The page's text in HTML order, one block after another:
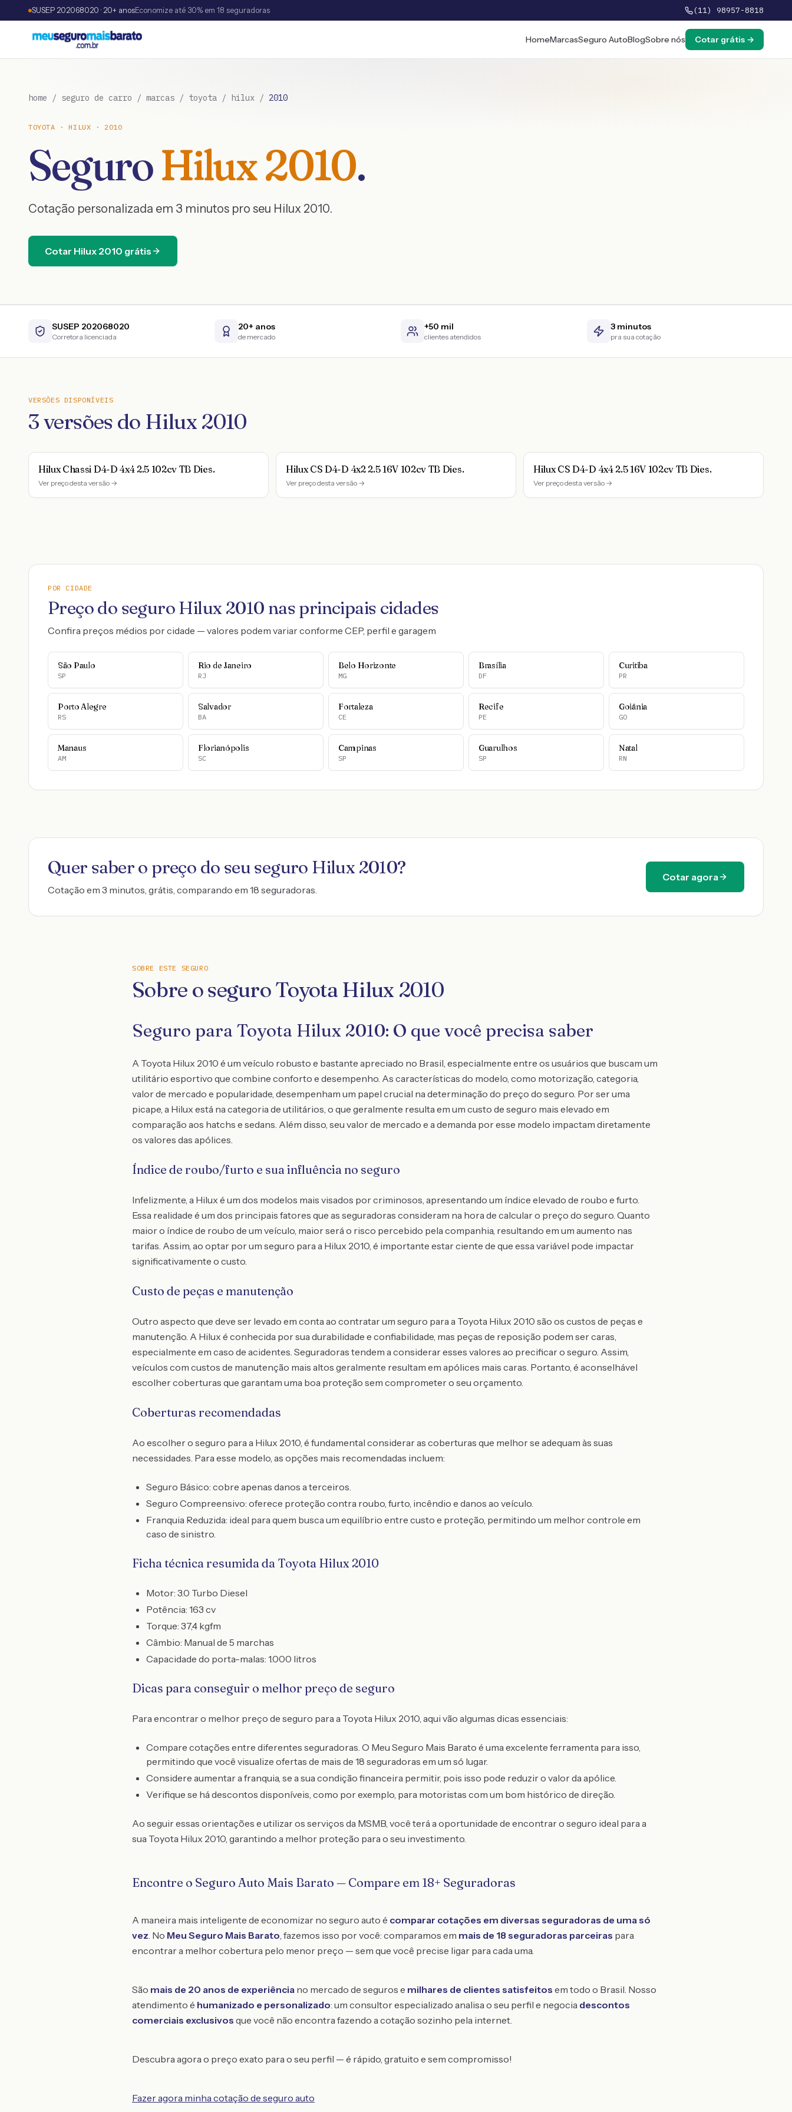
SUSEP 202068020 · 20+ anosEconomize até 30% em 18 seguradoras (11) 98957-8818
HomeMarcasSeguro AutoBlogSobre nós Cotar grátis →
home / seguro de carro / marcas / toyota / hilux / 2010
TOYOTA ·HILUX · 2010
SeguroHilux2010.
Cotação personalizada em 3 minutos pro seu Hilux 2010.
Cotar Hilux 2010 grátis
SUSEP 202068020
Corretora licenciada
20+ anos
de mercado
+50 mil
clientes atendidos
3 minutos
pra sua cotação
VERSÕES DISPONÍVEIS
3versões do Hilux 2010
Hilux Chassi D4-D 4x4 2.5 102cv TB Dies.
Ver preço desta versão →
Hilux CS D4-D 4x2 2.5 16V 102cv TB Dies.
Ver preço desta versão →
Hilux CS D4-D 4x4 2.5 16V 102cv TB Dies.
Ver preço desta versão →
POR CIDADE
Preço do seguroHilux 2010 nas principais cidades
Confira preços médios por cidade — valores podem variar conforme CEP, perfil e garagem
São Paulo
SP
Rio de Janeiro
RJ
Belo Horizonte
MG
Brasília
DF
Curitiba
PR
Porto Alegre
RS
Salvador
BA
Fortaleza
CE
Recife
PE
Goiânia
GO
Manaus
AM
Florianópolis
SC
Campinas
SP
Guarulhos
SP
Natal
RN
Quer saber o preço do seu seguro Hilux 2010?
Cotação em 3 minutos, grátis, comparando em 18 seguradoras.
Cotar agora
SOBRE ESTE SEGURO
Sobre o seguro Toyota Hilux 2010
Seguro para Toyota Hilux 2010: O que você precisa saber
A Toyota Hilux 2010 é um veículo robusto e bastante apreciado no Brasil, especialmente entre os usuários que buscam um
utilitário esportivo que combine conforto e desempenho. As características do modelo, como motorização, categoria,
valor de mercado e popularidade, desempenham um papel crucial na determinação do preço do seguro. Por ser uma
picape, a Hilux está na categoria de utilitários, o que geralmente resulta em um custo de seguro mais elevado em
comparação aos hatchs e sedans. Além disso, seu valor de mercado e a demanda por esse modelo impactam diretamente
os valores das apólices.
Índice de roubo/furto e sua influência no seguro
Infelizmente, a Hilux é um dos modelos mais visados por criminosos, apresentando um índice elevado de roubo e furto.
Essa realidade é um dos principais fatores que as seguradoras consideram na hora de calcular o preço do seguro. Quanto
maior o índice de roubo de um veículo, maior será o risco percebido pela companhia, resultando em um aumento nas
tarifas. Assim, ao optar por um seguro para a Hilux 2010, é importante estar ciente de que essa variável pode impactar
significativamente o custo.
Custo de peças e manutenção
Outro aspecto que deve ser levado em conta ao contratar um seguro para a Toyota Hilux 2010 são os custos de peças e
manutenção. A Hilux é conhecida por sua durabilidade e confiabilidade, mas peças de reposição podem ser caras,
especialmente em caso de acidentes. Seguradoras tendem a considerar esses valores ao precificar o seguro. Assim,
veículos com custos de manutenção mais altos geralmente resultam em apólices mais caras. Portanto, é aconselhável
escolher coberturas que garantam uma boa proteção sem comprometer o seu orçamento.
Coberturas recomendadas
Ao escolher o seguro para a Hilux 2010, é fundamental considerar as coberturas que melhor se adequam às suas
necessidades. Para esse modelo, as opções mais recomendadas incluem:
Seguro Básico: cobre apenas danos a terceiros.
Seguro Compreensivo: oferece proteção contra roubo, furto, incêndio e danos ao veículo.
Franquia Reduzida: ideal para quem busca um equilíbrio entre custo e proteção, permitindo um melhor controle em
caso de sinistro.
Ficha técnica resumida da Toyota Hilux 2010
Motor: 3.0 Turbo Diesel
Potência: 163 cv
Torque: 37,4 kgfm
Câmbio: Manual de 5 marchas
Capacidade do porta-malas: 1.000 litros
Dicas para conseguir o melhor preço de seguro
Para encontrar o melhor preço de seguro para a Toyota Hilux 2010, aqui vão algumas dicas essenciais:
Compare cotações entre diferentes seguradoras. O Meu Seguro Mais Barato é uma excelente ferramenta para isso,
permitindo que você visualize ofertas de mais de 18 seguradoras em um só lugar.
Considere aumentar a franquia, se a sua condição financeira permitir, pois isso pode reduzir o valor da apólice.
Verifique se há descontos disponíveis, como por exemplo, para motoristas com um bom histórico de direção.
Ao seguir essas orientações e utilizar os serviços da MSMB, você terá a oportunidade de encontrar o seguro ideal para a
sua Toyota Hilux 2010, garantindo a melhor proteção para o seu investimento.
Encontre o Seguro Auto Mais Barato — Compare em 18+ Seguradoras
A maneira mais inteligente de economizar no seguro auto é comparar cotações em diversas seguradoras de uma só
vez. No Meu Seguro Mais Barato, fazemos isso por você: comparamos em mais de 18 seguradoras parceiras para
encontrar a melhor cobertura pelo menor preço — sem que você precise ligar para cada uma.
São mais de 20 anos de experiência no mercado de seguros e milhares de clientes satisfeitos em todo o Brasil. Nosso
atendimento é humanizado e personalizado: um consultor especializado analisa o seu perfil e negocia descontos
comerciais exclusivos que você não encontra fazendo a cotação sozinho pela internet.
Descubra agora o preço exato para o seu perfil — é rápido, gratuito e sem compromisso!
Fazer agora minha cotação de seguro auto